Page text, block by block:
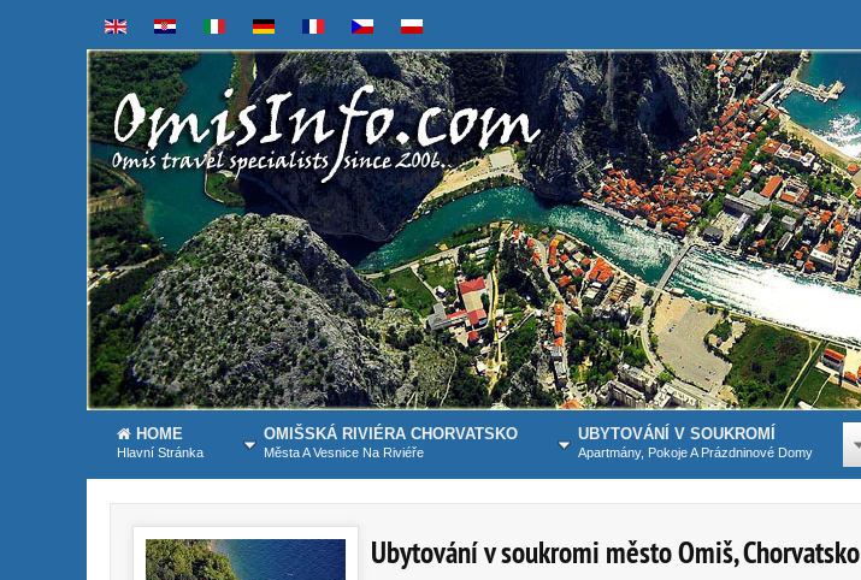
HOME
Hlavní Stránka
OMIŠSKÁ RIVIÉRA CHORVATSKO
Města A Vesnice Na Riviéře
UBYTOVÁNÍ V SOUKROMÍ
Apartmány, Pokoje A Prázdninové Domy
Ubytování v soukromi město Omiš, Chorvatsko